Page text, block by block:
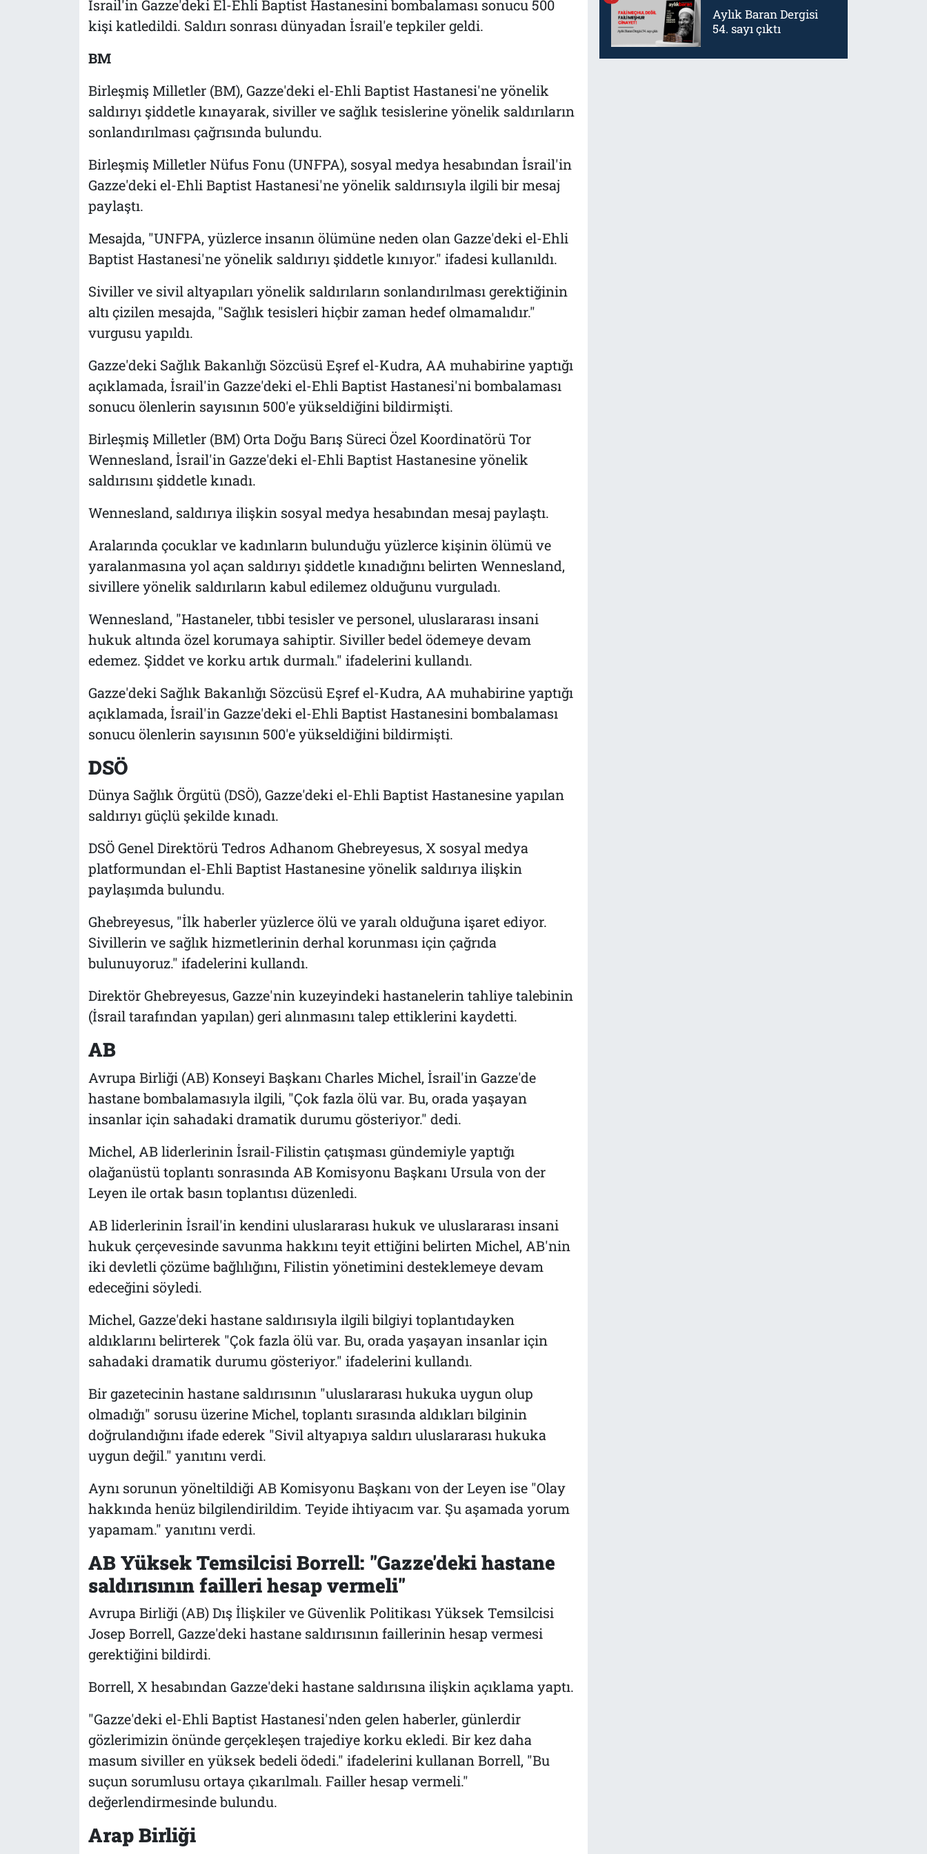
İsrail'in Gazze'deki El-Ehli Baptist Hastanesini bombalaması sonucu 500
kişi katledildi. Saldırı sonrası dünyadan İsrail'e tepkiler geldi.
BM
Birleşmiş Milletler (BM), Gazze'deki el-Ehli Baptist Hastanesi'ne yönelik
saldırıyı şiddetle kınayarak, siviller ve sağlık tesislerine yönelik saldırıların
sonlandırılması çağrısında bulundu.
Birleşmiş Milletler Nüfus Fonu (UNFPA), sosyal medya hesabından İsrail'in
Gazze'deki el-Ehli Baptist Hastanesi'ne yönelik saldırısıyla ilgili bir mesaj
paylaştı.
Mesajda, "UNFPA, yüzlerce insanın ölümüne neden olan Gazze'deki el-Ehli
Baptist Hastanesi'ne yönelik saldırıyı şiddetle kınıyor." ifadesi kullanıldı.
Siviller ve sivil altyapıları yönelik saldırıların sonlandırılması gerektiğinin
altı çizilen mesajda, "Sağlık tesisleri hiçbir zaman hedef olmamalıdır."
vurgusu yapıldı.
Gazze'deki Sağlık Bakanlığı Sözcüsü Eşref el-Kudra, AA muhabirine yaptığı
açıklamada, İsrail'in Gazze'deki el-Ehli Baptist Hastanesi'ni bombalaması
sonucu ölenlerin sayısının 500'e yükseldiğini bildirmişti.
Birleşmiş Milletler (BM) Orta Doğu Barış Süreci Özel Koordinatörü Tor
Wennesland, İsrail'in Gazze'deki el-Ehli Baptist Hastanesine yönelik
saldırısını şiddetle kınadı.
Wennesland, saldırıya ilişkin sosyal medya hesabından mesaj paylaştı.
Aralarında çocuklar ve kadınların bulunduğu yüzlerce kişinin ölümü ve
yaralanmasına yol açan saldırıyı şiddetle kınadığını belirten Wennesland,
sivillere yönelik saldırıların kabul edilemez olduğunu vurguladı.
Wennesland, "Hastaneler, tıbbi tesisler ve personel, uluslararası insani
hukuk altında özel korumaya sahiptir. Siviller bedel ödemeye devam
edemez. Şiddet ve korku artık durmalı." ifadelerini kullandı.
Gazze'deki Sağlık Bakanlığı Sözcüsü Eşref el-Kudra, AA muhabirine yaptığı
açıklamada, İsrail'in Gazze'deki el-Ehli Baptist Hastanesini bombalaması
sonucu ölenlerin sayısının 500'e yükseldiğini bildirmişti.
DSÖ
Dünya Sağlık Örgütü (DSÖ), Gazze'deki el-Ehli Baptist Hastanesine yapılan
saldırıyı güçlü şekilde kınadı.
DSÖ Genel Direktörü Tedros Adhanom Ghebreyesus, X sosyal medya
platformundan el-Ehli Baptist Hastanesine yönelik saldırıya ilişkin
paylaşımda bulundu.
Ghebreyesus, "İlk haberler yüzlerce ölü ve yaralı olduğuna işaret ediyor.
Sivillerin ve sağlık hizmetlerinin derhal korunması için çağrıda
bulunuyoruz." ifadelerini kullandı.
Direktör Ghebreyesus, Gazze'nin kuzeyindeki hastanelerin tahliye talebinin
(İsrail tarafından yapılan) geri alınmasını talep ettiklerini kaydetti.
AB
Avrupa Birliği (AB) Konseyi Başkanı Charles Michel, İsrail'in Gazze'de
hastane bombalamasıyla ilgili, "Çok fazla ölü var. Bu, orada yaşayan
insanlar için sahadaki dramatik durumu gösteriyor." dedi.
Michel, AB liderlerinin İsrail-Filistin çatışması gündemiyle yaptığı
olağanüstü toplantı sonrasında AB Komisyonu Başkanı Ursula von der
Leyen ile ortak basın toplantısı düzenledi.
AB liderlerinin İsrail'in kendini uluslararası hukuk ve uluslararası insani
hukuk çerçevesinde savunma hakkını teyit ettiğini belirten Michel, AB'nin
iki devletli çözüme bağlılığını, Filistin yönetimini desteklemeye devam
edeceğini söyledi.
Michel, Gazze'deki hastane saldırısıyla ilgili bilgiyi toplantıdayken
aldıklarını belirterek "Çok fazla ölü var. Bu, orada yaşayan insanlar için
sahadaki dramatik durumu gösteriyor." ifadelerini kullandı.
Bir gazetecinin hastane saldırısının "uluslararası hukuka uygun olup
olmadığı" sorusu üzerine Michel, toplantı sırasında aldıkları bilginin
doğrulandığını ifade ederek "Sivil altyapıya saldırı uluslararası hukuka
uygun değil." yanıtını verdi.
Aynı sorunun yöneltildiği AB Komisyonu Başkanı von der Leyen ise "Olay
hakkında henüz bilgilendirildim. Teyide ihtiyacım var. Şu aşamada yorum
yapamam." yanıtını verdi.
AB Yüksek Temsilcisi Borrell: "Gazze'deki hastane
saldırısının failleri hesap vermeli"
Avrupa Birliği (AB) Dış İlişkiler ve Güvenlik Politikası Yüksek Temsilcisi
Josep Borrell, Gazze'deki hastane saldırısının faillerinin hesap vermesi
gerektiğini bildirdi.
Borrell, X hesabından Gazze'deki hastane saldırısına ilişkin açıklama yaptı.
"Gazze'deki el-Ehli Baptist Hastanesi'nden gelen haberler, günlerdir
gözlerimizin önünde gerçekleşen trajediye korku ekledi. Bir kez daha
masum siviller en yüksek bedeli ödedi." ifadelerini kullanan Borrell, "Bu
suçun sorumlusu ortaya çıkarılmalı. Failler hesap vermeli."
değerlendirmesinde bulundu.
Arap Birliği
Aylık Baran Dergisi
54. sayı çıktı